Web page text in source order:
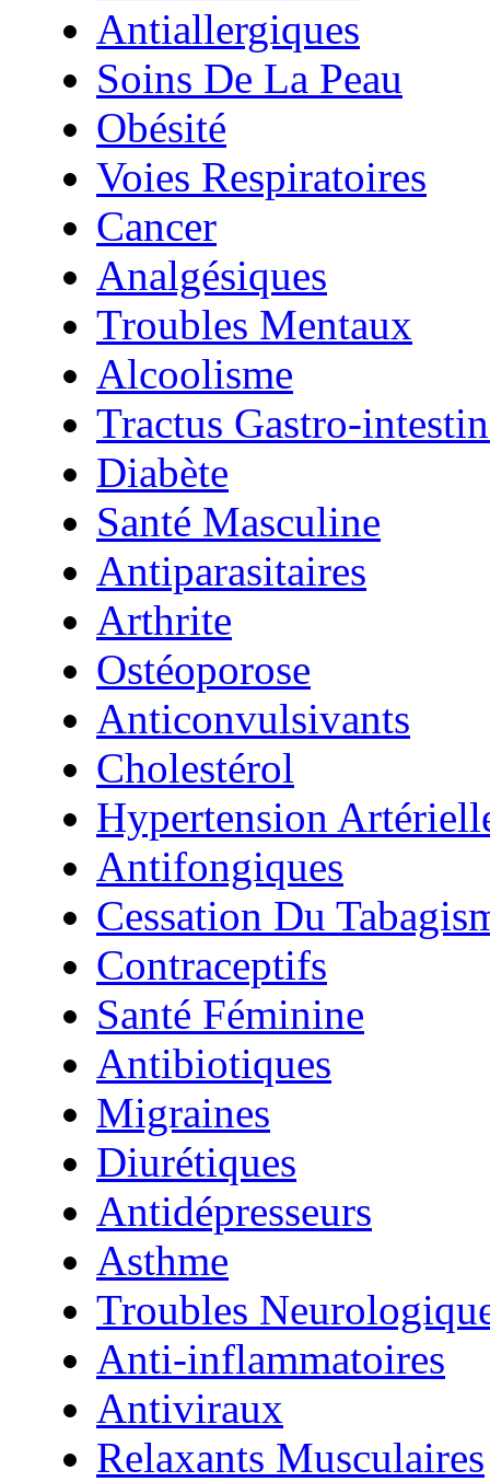
Antiallergiques
Soins De La Peau
Obésité
Voies Respiratoires
Cancer
Analgésiques
Troubles Mentaux
Alcoolisme
Tractus Gastro-
Diabète
Santé Masculine
Antiparasitaires
Arthrite
Ostéoporose
Anticonvulsivants
Cholestérol
Hypertension
Antifongiques
Cessation Du
Contraceptifs
Santé Féminine
Antibiotiques
Migraines
Diurétiques
Antidépresseurs
Asthme
Troubles
Anti-inflammatoires
Antiviraux
Relaxants Musculaires